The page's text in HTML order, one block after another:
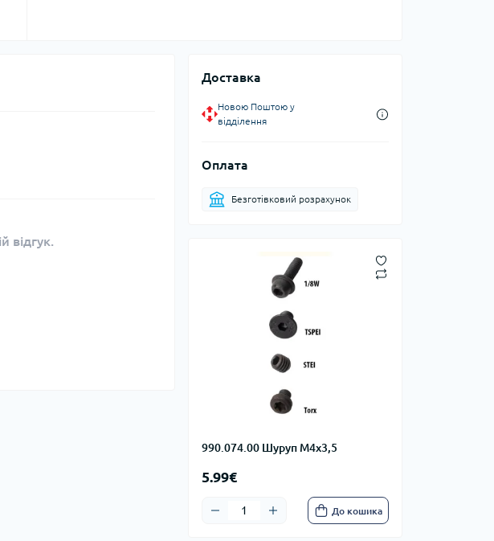
Доставка
Новою Поштою у
відділення
Оплата
Безготівковий розрахунок
990.074.00 Шуруп M4x3,5
5.99€
До кошика
відгук.